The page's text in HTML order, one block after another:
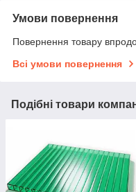
Умови повернення
Повернення товару
Всі умови повернення
Подібні товари